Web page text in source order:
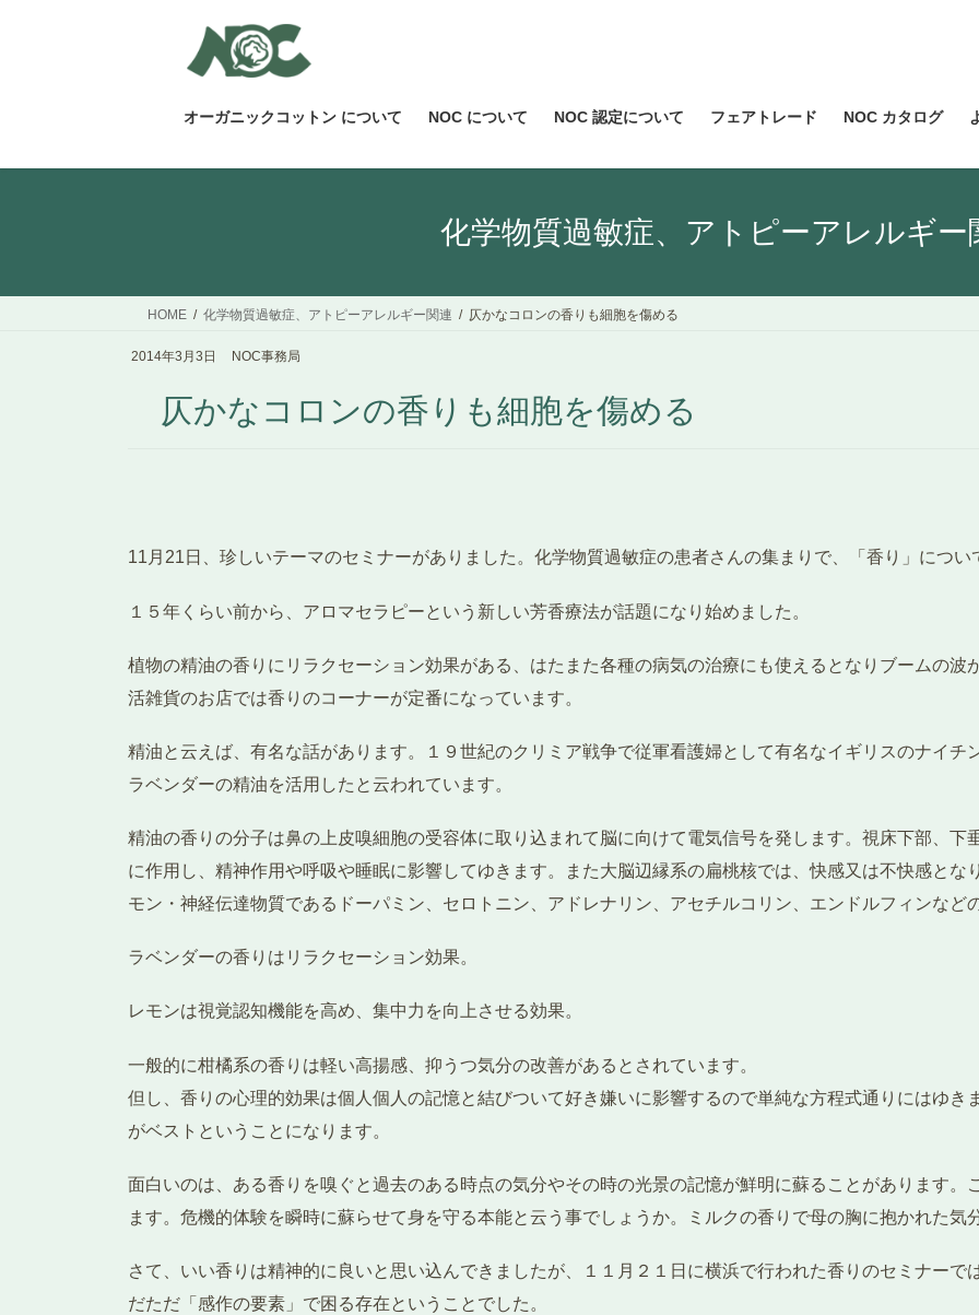
ス
ン
オーガニックコットン について NOC について NOC 認定について フェアトレード NOC カタログ
化学物質過敏症、アトピーアレルギー
HOME 化学物質過敏症、アトピーアレルギー関連 仄かなコロンの香りも細胞を傷める
2014年3月3日 NOC事務局
仄かなコロンの香りも細胞を傷める
11月21日、珍しいテーマのセミナーがありました。化学物質過敏症の患者さんの集まりで、「香り」につい
１５年くらい前から、アロマセラピーという新しい芳香療法が話題になり始めました。
植物の精油の香りにリラクセーション効果がある、はたまた各種の病気の治療にも使えるとなりブームの波
活雑貨のお店では香りのコーナーが定番になっています。
精油と云えば、有名な話があります。１９世紀のクリミア戦争で従軍看護婦として有名なイギリスのナイチ
ラベンダーの精油を活用したと云われています。
精油の香りの分子は鼻の上皮嗅細胞の受容体に取り込まれて脳に向けて電気信号を発します。視床下部、下
に作用し、精神作用や呼吸や睡眠に影響してゆきます。また大脳辺縁系の扁桃核では、快感又は不快感と
モン・神経伝達物質であるドーパミン、セロトニン、アドレナリン、アセチルコリン、エンドルフィンなど
ラベンダーの香りはリラクセーション効果。
レモンは視覚認知機能を高め、集中力を向上させる効果。
一般的に柑橘系の香りは軽い高揚感、抑うつ気分の改善があるとされています。
但し、香りの心理的効果は個人個人の記憶と結びついて好き嫌いに影響するので単純な方程式通りにはゆき
がベストということになります。
面白いのは、ある香りを嗅ぐと過去のある時点の気分やその時の光景の記憶が鮮明に蘇ることがあります。
ます。危機的体験を瞬時に蘇らせて身を守る本能と云う事でしょうか。ミルクの香りで母の胸に抱かれた気
さて、いい香りは精神的に良いと思い込んできましたが、１１月２１日に横浜で行われた香りのセミナーで
だただ「感作の要素」で困る存在ということでした。